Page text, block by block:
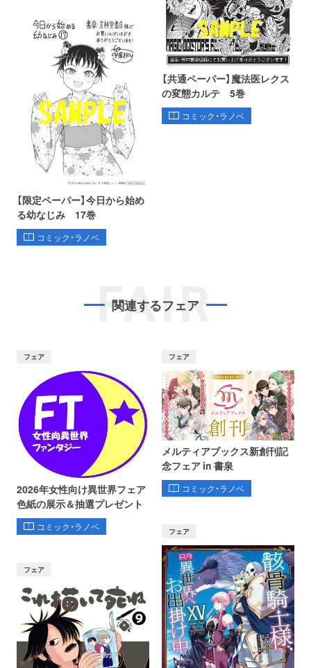
【限定ペーパー】今日から始め
る幼なじみ 17巻
コミック・ラノベ
【共通ペーパー】魔法医レクス
の変態カルテ 5巻
コミック・ラノベ
FAIR
関連するフェア
フェア
2026年女性向け異世界フェア
色紙の展示＆抽選プレゼント
コミック・ラノベ
フェア
メルティアブックス新創刊記
念フェア in 書泉
コミック・ラノベ
フェア
フェア